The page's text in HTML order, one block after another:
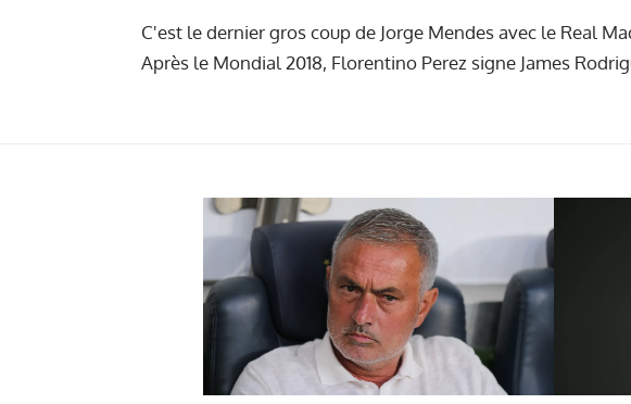
C'est le dernier gros coup de Jorge Mendes avec le Real
Après le Mondial 2018, Florentino Perez signe James